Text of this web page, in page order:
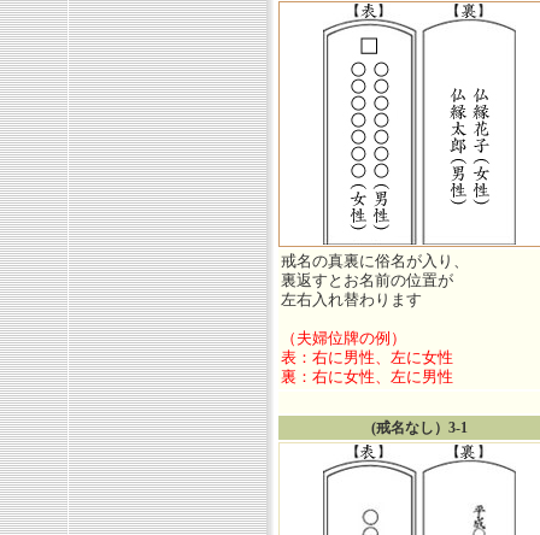
戒名の真裏に俗名が入り、
裏返すとお名前の位置が
左右入れ替わります
（夫婦位牌の例）
表：右に男性、左に女性
裏：右に女性、左に男性
(戒名なし）3-1